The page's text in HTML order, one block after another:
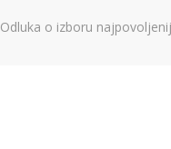
Odluka o izboru